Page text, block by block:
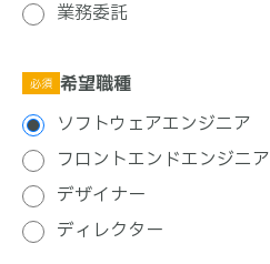
業務委託
必須 希望職種
ソフトウェアエンジニア
フロントエンドエンジニア
デザイナー
ディレクター